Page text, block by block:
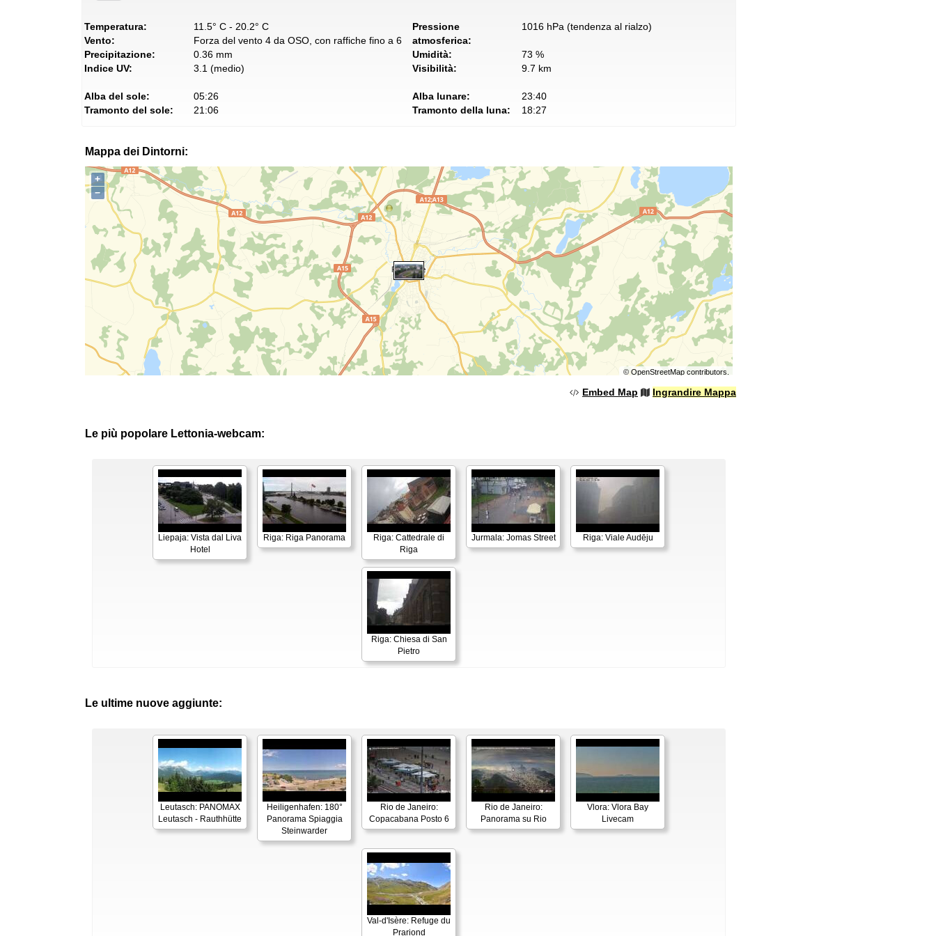
Temperatura:
11.5° C - 20.2° C
Vento:
Forza del vento 4 da OSO, con raffiche fino a 6
Precipitazione:
0.36 mm
Indice UV:
3.1 (medio)
Pressione
atmosferica:
1016 hPa (tendenza al rialzo)
Umidità:
73 %
Visibilità:
9.7 km
Alba del sole:
05:26
Tramonto del sole:
21:06
Alba lunare:
23:40
Tramonto della luna:
18:27
Mappa dei Dintorni:
+
−
© OpenStreetMapcontributors.
Embed Map Ingrandire Mappa
Le più popolare Lettonia-webcam:
Liepaja: Vista dal Liva
Hotel
Riga: Riga Panorama
Riga: Cattedrale di
Riga
Jurmala: Jomas Street Riga: Viale Audēju
Riga: Chiesa di San
Pietro
Le ultime nuove aggiunte:
Leutasch: PANOMAX
Leutasch - Rauthhütte
Heiligenhafen: 180°
Panorama Spiaggia
Steinwarder
Rio de Janeiro:
Copacabana Posto 6
Rio de Janeiro:
Panorama su Rio
Vlora: Vlora Bay
Livecam
Val-d'Isère: Refuge du
Prariond